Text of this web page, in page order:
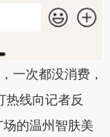
次都没消费，
热线向记者反
的温州智肤美